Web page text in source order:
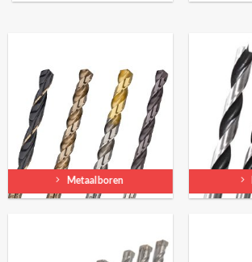
Metaalboren